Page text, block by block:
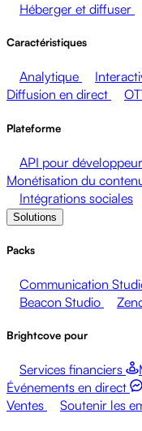
Héberger et diffuser
Caractéristiques
Analytique
Diffusion en direct
Plateforme
API pour
Monétisation du
Intégrations sociales
Solutions
Packs
Communication
Beacon Studio
Brightcove pour
Services financiers
Événements en direct
Ventes
Soutenir les